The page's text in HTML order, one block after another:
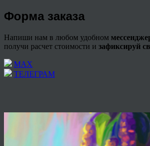
Форма заказа
Напиши нам в любом удобном
получи расчет стоимости и зафиксируй
МАХ
ТЕЛЕГРАМ